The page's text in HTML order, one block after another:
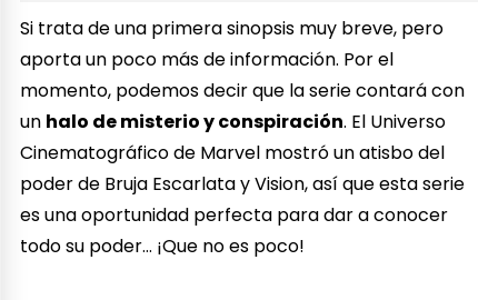
Si trata de una primera sinopsis muy breve, pero
aporta un poco más de información. Por el
momento, podemos decir que la serie contará con
un halo de misterio y conspiración. El Universo
Cinematográfico de Marvel mostró un atisbo del
poder de Bruja Escarlata y Vision, así que esta serie
es una oportunidad perfecta para dar a conocer
todo su poder… ¡Que no es poco!